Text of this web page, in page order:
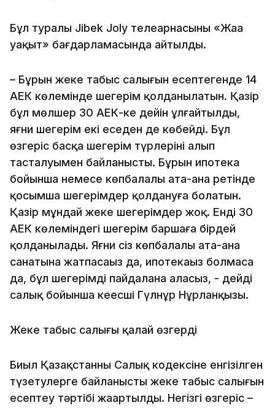
Бұл туралы Jibek Joly телеарнасының «Жаңа
уақыт» бағдарламасында айтылды.
– Бұрын жеке табыс салығын есептегенде 14
АЕК көлемінде шегерім қолданылатын. Қазір
бұл мөлшер 30 АЕК-ке дейін ұлғайтылды,
яғни шегерім екі еседен де көбейді. Бұл
өзгеріс басқа шегерім түрлерінің алып
тасталуымен байланысты. Бұрын ипотека
бойынша немесе көпбалалы ата-ана ретінде
қосымша шегерімдер қолдануға болатын.
Қазір мұндай жеке шегерімдер жоқ. Енді 30
АЕК көлеміндегі шегерім баршаға бірдей
қолданылады. Яғни сіз көпбалалы ата-ана
санатына жатпасаңыз да, ипотекаңыз болмаса
да, бұл шегерімді пайдалана аласыз, - дейді
салық бойынша кеңесші Гүлнұр Нұрланқызы.
Жеке табыс салығы қалай өзгерді
Биыл Қазақстанның Салық кодексіне енгізілген
түзетулерге байланысты жеке табыс салығын
есептеу тәртібі жаңартылды. Негізгі өзгеріс –